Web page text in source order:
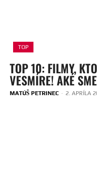
TOP
TOP 10: FILMY,
VESMÍRE! AKÉ
MATÚŠ PETRINEC - 2. APRÍLA